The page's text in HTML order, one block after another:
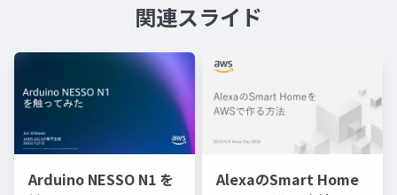
関連スライド
Arduino NESSO N1 を
AlexaのSmart Home